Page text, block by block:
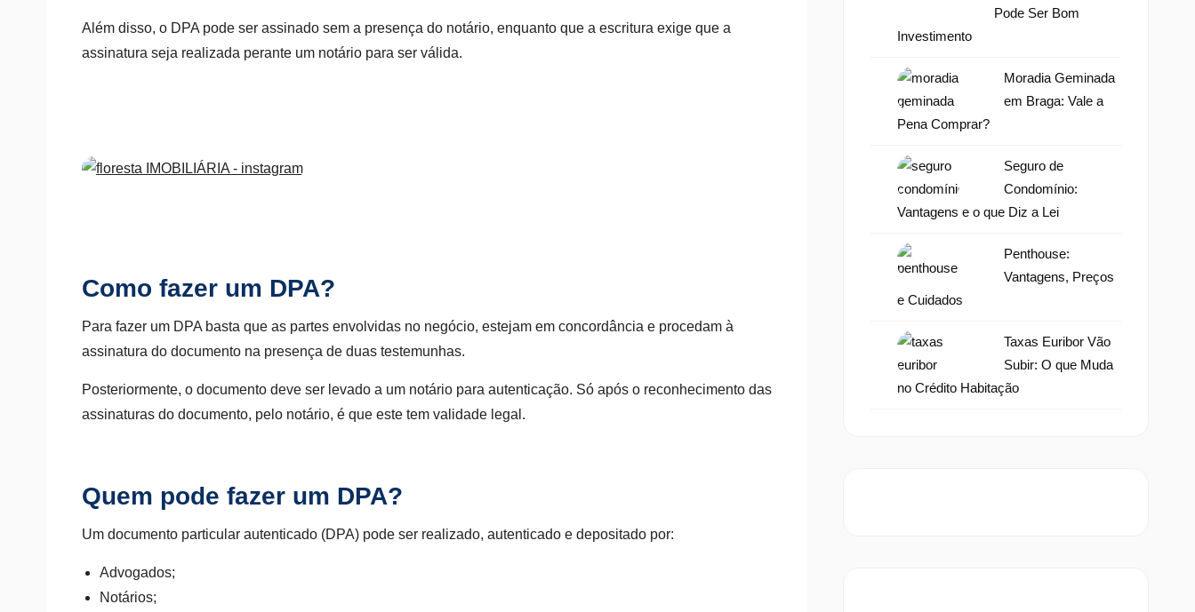
Além disso, o DPA pode ser assinado sem a presença do notário, enquanto que a escritura exige que a
assinatura seja realizada perante um notário para ser válida.
Como fazer um DPA?
Para fazer um DPA basta que as partes envolvidas no negócio, estejam em concordância e procedam à
assinatura do documento na presença de duas testemunhas.
Posteriormente, o documento deve ser levado a um notário para autenticação. Só após o reconhecimento das
assinaturas do documento, pelo notário, é que este tem validade legal.
Quem pode fazer um DPA?
Um documento particular autenticado (DPA) pode ser realizado, autenticado e depositado por:
Advogados;
Notários;
Pode Ser Bom
Investimento
Moradia Geminada
em Braga: Vale a
Pena Comprar?
Seguro de
Condomínio:
Vantagens e o que Diz a Lei
Penthouse:
Vantagens, Preços
e Cuidados
Taxas Euribor Vão
Subir: O que Muda
no Crédito Habitação